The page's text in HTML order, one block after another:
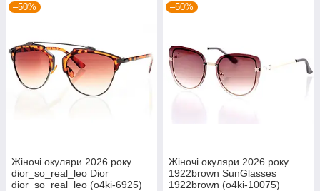
–50%
Жіночі окуляри 2026 року
dior_so_real_leo Dior
dior_so_real_leo (o4ki-6925)
–50%
Жіночі окуляри 2026 року
1922brown SunGlasses
1922brown (o4ki-10075)